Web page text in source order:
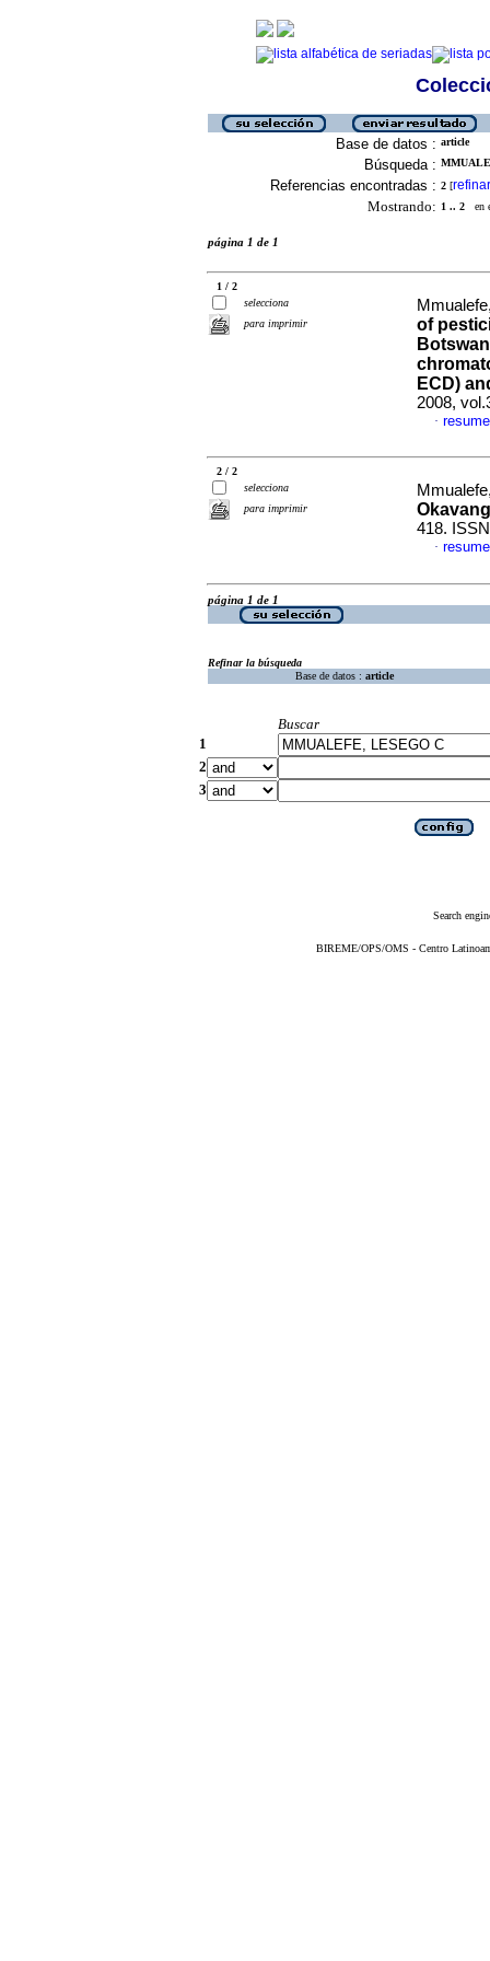
Base de datos : article
Búsqueda :
Referencias encontradas : 2 [refinar
Mostrando: 1 .. 2 en
página 1 de 1
1 / 2
selecciona
para imprimir
of
ECD)
2008,
·
2 / 2
selecciona
para imprimir
418.
·
página 1 de 1
Refinar la búsqueda
Base de datos : article
Buscar
1
2
3
Search
BIREME/OPS/OMS - Centro